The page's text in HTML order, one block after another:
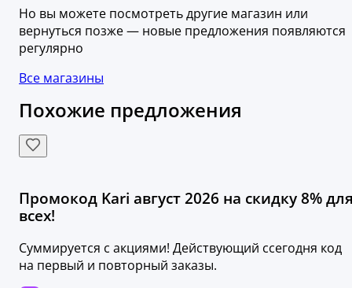
Но вы можете посмотреть другие магазин или
вернуться позже — новые предложения появляются
регулярно
Все магазины
Похожие предложения
Промокод Kari август 2026 на скидку 8%
всех!
Суммируется с акциями! Действующий ссегодня код
на первый и повторный заказы.